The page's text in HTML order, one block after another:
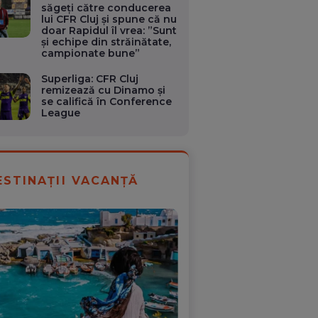
săgeți către conducerea
lui CFR Cluj și spune că nu
doar Rapidul îl vrea: ”Sunt
și echipe din străinătate,
campionate bune”
Superliga: CFR Cluj
remizează cu Dinamo și
se califică în Conference
League
VACANȚĂ